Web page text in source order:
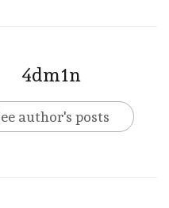
4dm1n
author's posts